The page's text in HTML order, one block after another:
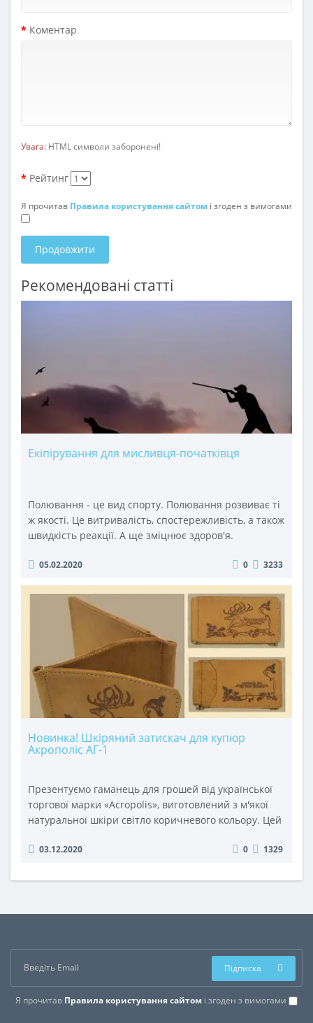
Коментар
Увага: HTML символи заборонені!
Рейтинг
Я прочитав Правила користування сайтом і згоден з вимогами
Продовжити
Рекомендовані статті
Екіпірування для мисливця-початківця
Полювання - це вид спорту. Полювання розвиває ті
ж якості. Це витривалість, спостережливість, а також
швидкість реакції. А ще зміцнює здоров'я.
виду.Коли є всі дозвільні документи і спеціальна
початківця мисливця. Мисливське екіпірування
краще купувати поступово. Придбати все й одразу
досить дорогу, та ..
05.02.2020 0 3233
Новинка! Шкіряний затискач для купюр
Акрополіс АГ-1
Презентуємо гаманець для грошей від української
торгової марки «Acropolis», виготовлений з м'якої
натуральної шкіри світло коричневого кольору. Цей
місткість, стиль та функціональність. На відміну від
двостороннє відкривання, а три окремих відділення
грошей т..
03.12.2020 0 1329
Я прочитав Правила користування сайтом і згоден з вимогами
Підписка